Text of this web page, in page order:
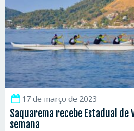
17 de março de 2023
Saquarema recebe Estadual de
semana